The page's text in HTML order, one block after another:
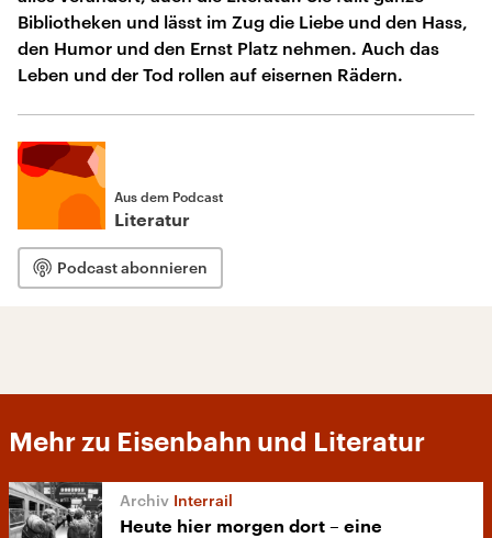
Bibliotheken und lässt im Zug die Liebe und den Hass,
den Humor und den Ernst Platz nehmen. Auch das
Leben und der Tod rollen auf eisernen Rädern.
Aus dem Podcast
Literatur
Podcast abonnieren
Mehr zu Eisenbahn und Literatur
Interrail
Heute hier morgen dort – eine